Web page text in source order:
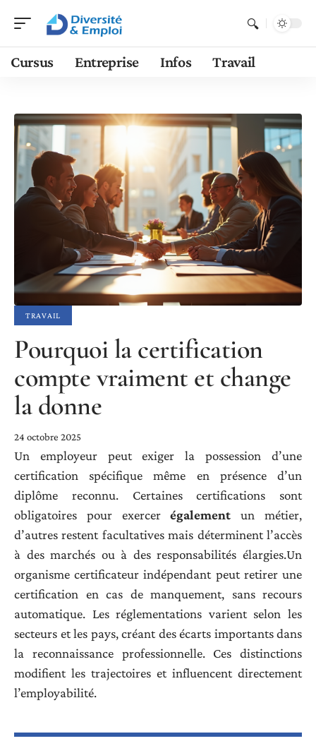
Cursus Entreprise Infos Travail
TRAVAIL
Pourquoi la certification
compte vraiment et change
la donne
24 octobre 2025
Un employeur peut exiger la possession d’une
certification spécifique même en présence d’un
diplôme reconnu. Certaines certifications sont
obligatoires pour exercerégalement un métier,
d’autres restent facultatives mais déterminent l’accès
à des marchés ou à des responsabilités élargies.Un
organisme certificateur indépendant peut retirer une
certification en cas de manquement, sans recours
automatique. Les réglementations varient selon les
secteurs et les pays, créant des écarts importants dans
la reconnaissance professionnelle. Ces distinctions
modifient les trajectoires et influencent directement
l’employabilité.